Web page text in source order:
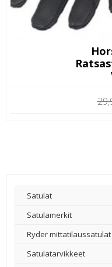
Satulat
Satulamerkit
Ryder mittatilaussatulat
Satulatarvikkeet
–